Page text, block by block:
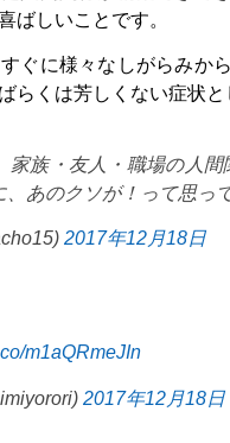
ばしいことです。
ぐに様々なしがらみか
らくは芳しくない症状と
家族・友人・職場の人
あのクソが！って思っ
2017年12月18日
m1aQRmeJIn
2017年12月18日